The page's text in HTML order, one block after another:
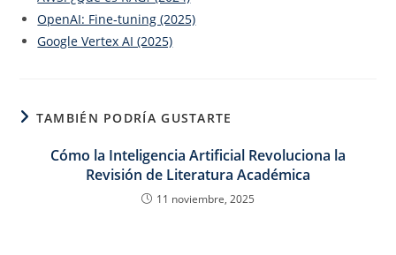
OpenAI: Fine‑tuning (2025)
Google Vertex AI (2025)
TAMBIÉN PODRÍA GUSTARTE
Cómo la Inteligencia Artificial Revoluciona la
Revisión de Literatura Académica
11 noviembre, 2025